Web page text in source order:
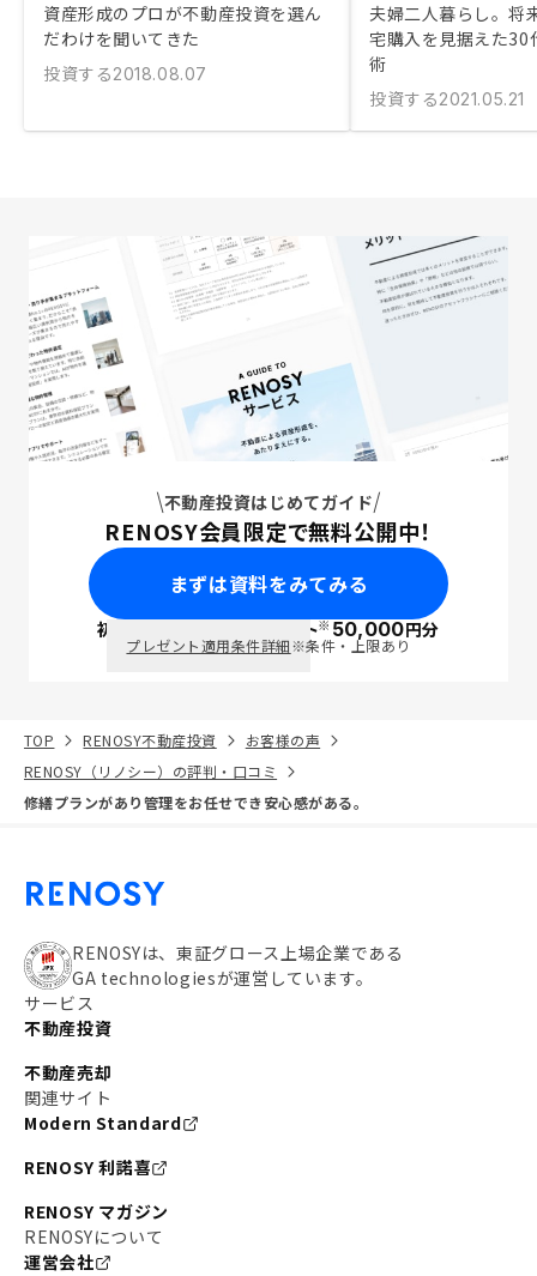
資産形成のプロが不動産投資を選ん
だわけを聞いてきた
投資する2018.08.07
夫婦二人暮らし。将
宅購入を見据えた30
術
投資する2021.05.21
不動産投資はじめてガイド
RENOSY会員限定で無料公開中！
まずは資料をみてみる
初回面談で ポイント※50,000円分
プレゼント適用条件詳細※条件・上限あり
TOP RENOSY不動産投資
お客様の声
RENOSY（リノシー）の評判・口コミ
修繕プランがあり管理をお任せでき安心感がある。
RENOSYは、東証グロース上場企業である
GA technologiesが運営しています。
サービス
不動産投資
不動産売却
関連サイト
Modern Standard
RENOSY 利諾喜
RENOSY マガジン
RENOSYについて
運営会社